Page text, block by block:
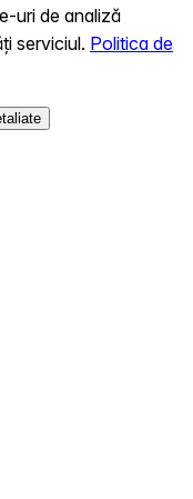
uri de analiză
serviciul. Politica de